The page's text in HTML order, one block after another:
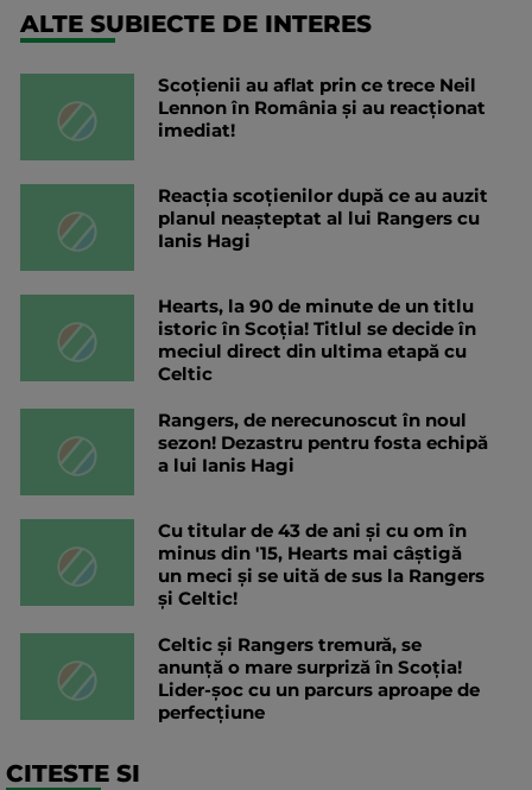
ALTE SUBIECTE DE INTERES
Scoțienii au aflat prin ce trece Neil
Lennon în România și au reacționat
imediat!
Reacția scoțienilor după ce au auzit
planul neașteptat al lui Rangers cu
Ianis Hagi
Hearts, la 90 de minute de un titlu
istoric în Scoția! Titlul se decide în
meciul direct din ultima etapă cu
Celtic
Rangers, de nerecunoscut în noul
sezon! Dezastru pentru fosta echipă
a lui Ianis Hagi
Cu titular de 43 de ani și cu om în
minus din '15, Hearts mai câștigă
un meci și se uită de sus la Rangers
și Celtic!
Celtic și Rangers tremură, se
anunță o mare surpriză în Scoția!
Lider-șoc cu un parcurs aproape de
perfecțiune
CITESTE SI